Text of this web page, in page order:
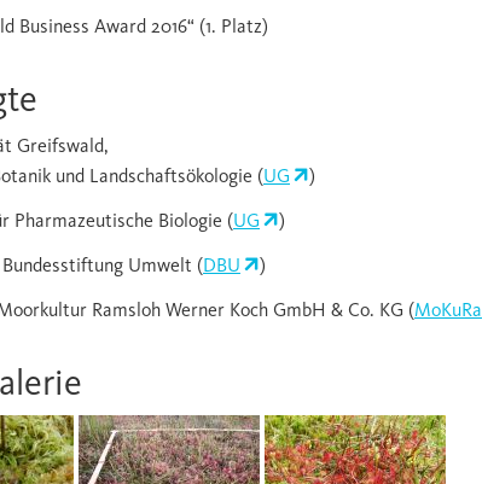
Business Award 2016“ (1. Platz)
Greifswald,
und Landschaftsökologie (UG
)
Pharmazeutische Biologie (UG
)
Umwelt (DBU
)
Ramsloh Werner Koch GmbH & Co. KG (MoKuRa